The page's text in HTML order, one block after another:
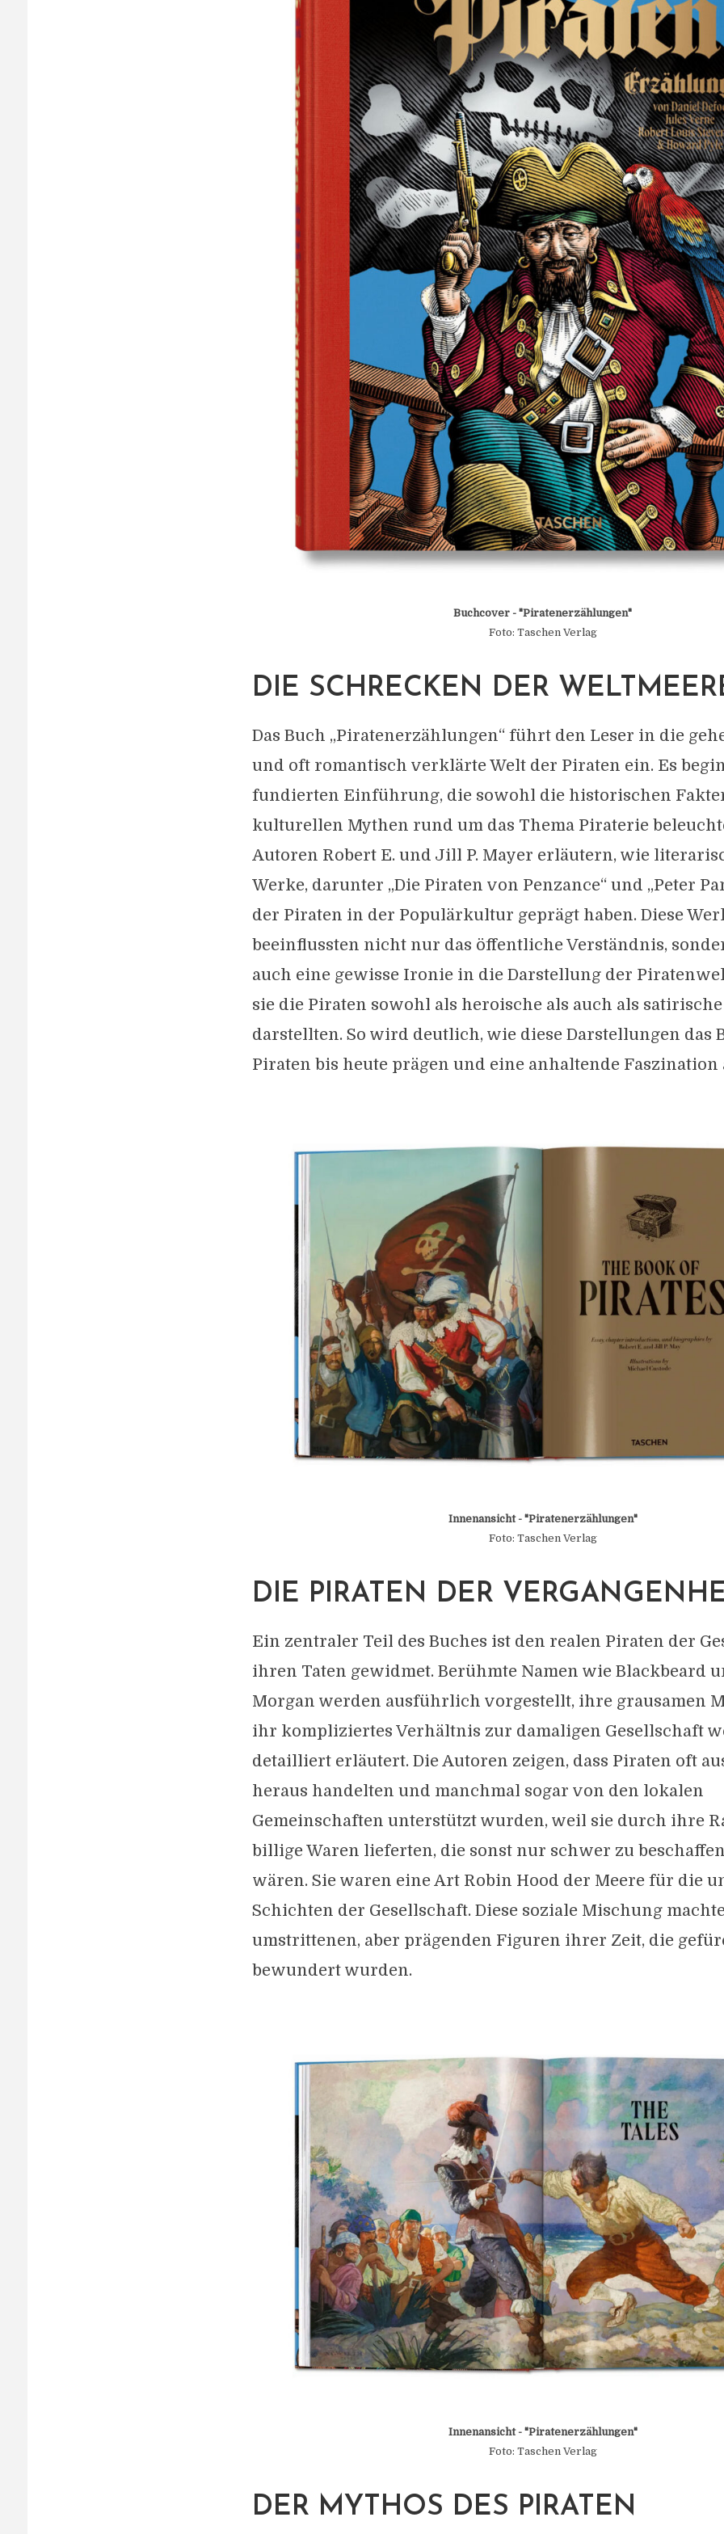
Buchcover - "Piratenerzählungen"
Foto: Taschen Verlag
DIE SCHRECKEN DER
Das Buch „Piratenerzählungen“ führt den Leser in die
und oft romantisch verklärte Welt der Piraten ein. Es
fundierten Einführung, die sowohl die historischen
kulturellen Mythen rund um das Thema Piraterie
Autoren Robert E. und Jill P. Mayer erläutern, wie
Werke, darunter „Die Piraten von Penzance“ und „Peter
der Piraten in der Populärkultur geprägt haben. Diese
beeinflussten nicht nur das öffentliche Verständnis,
auch eine gewisse Ironie in die Darstellung der
sie die Piraten sowohl als heroische als auch als
darstellten. So wird deutlich, wie diese Darstellungen das
Piraten bis heute prägen und eine anhaltende Faszination
Innenansicht - "Piratenerzählungen"
Foto: Taschen Verlag
DIE PIRATEN DER
Ein zentraler Teil des Buches ist den realen Piraten der
ihren Taten gewidmet. Berühmte Namen wie Blackbeard
Morgan werden ausführlich vorgestellt, ihre grausamen
ihr kompliziertes Verhältnis zur damaligen Gesellschaft
detailliert erläutert. Die Autoren zeigen, dass Piraten oft
heraus handelten und manchmal sogar von den lokalen
Gemeinschaften unterstützt wurden, weil sie durch ihre
billige Waren lieferten, die sonst nur schwer zu
wären. Sie waren eine Art Robin Hood der Meere für die
Schichten der Gesellschaft. Diese soziale Mischung
umstrittenen, aber prägenden Figuren ihrer Zeit, die
bewundert wurden.
Innenansicht - "Piratenerzählungen"
Foto: Taschen Verlag
DER MYTHOS DES PIRATEN